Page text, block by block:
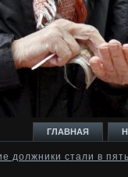
ГЛАВНАЯ
должники стали в